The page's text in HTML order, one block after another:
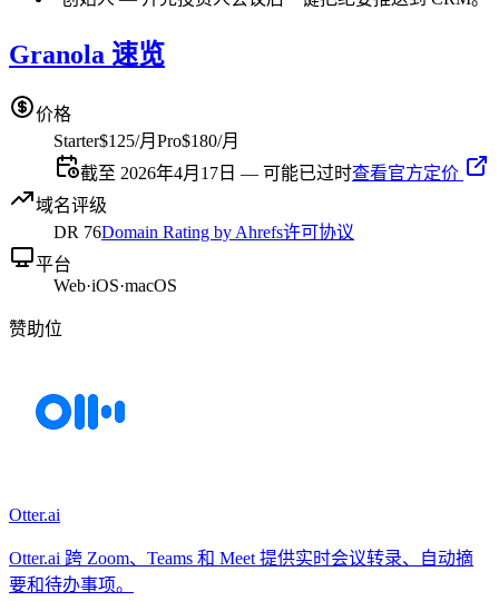
Granola 速览
价格
Starter$125/月 Pro$180/月
截至 2026年4月17日 — 可能已过时查看官方定价
域名评级
DR 76Domain Rating by Ahrefs许可协议
平台
Web·iOS·macOS
赞助位
Otter.ai
Otter.ai 跨 Zoom、Teams 和 Meet 提供实时会议转录、自动摘
要和待办事项。